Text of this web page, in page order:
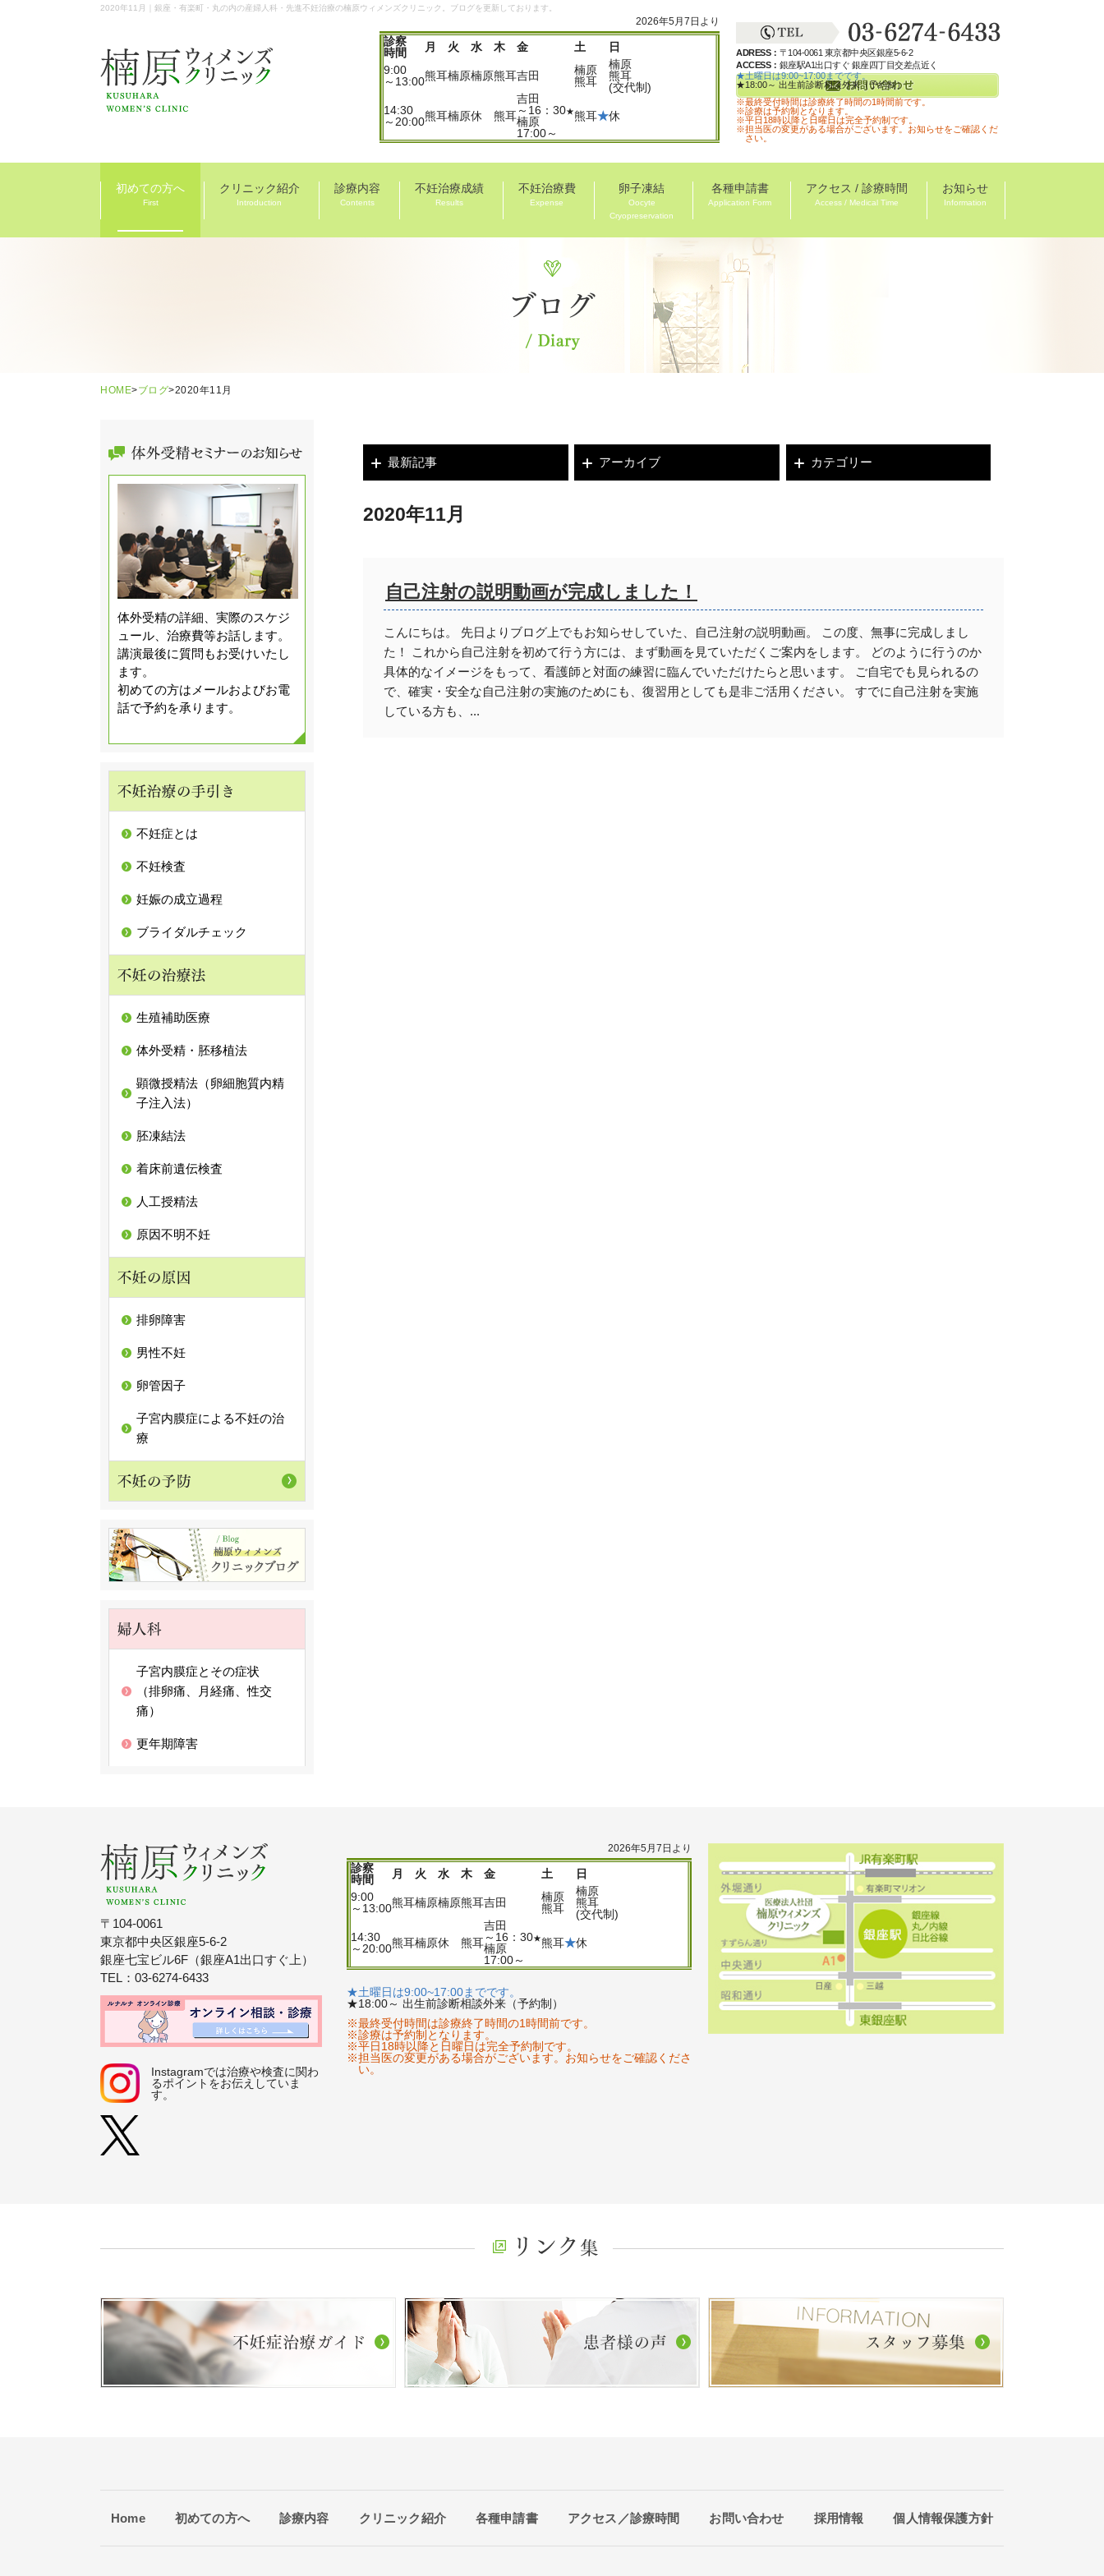
2020年11月｜銀座・有楽町・丸の内の産婦人科・先進不妊治療の楠原ウィメンズクリニック。ブログを更新しております。
2026年5月7日より
診察
時間
月 火 水 木 金 土
日
9:00
～13:00熊耳楠原楠原熊耳吉田
楠原
熊耳
楠原
熊耳
(交代制)
14:30
～20:00熊耳楠原休 熊耳
吉田
～16：30★熊耳★休
楠原
17:00～
★土曜日は9:00~17:00までです。
★18:00～ 出生前診断相談外来（予約制）
※最終受付時間は診療終了時間の1時間前です。
※診療は予約制となります。
※平日18時以降と日曜日は完全予約制です。
※担当医の変更がある場合がございます。お知らせをご確認くだ
さい。
ADRESS： 〒104-0061 東京都中央区銀座5-6-2
ACCESS： 銀座駅A1出口すぐ 銀座四丁目交差点近く
初めての方へ
First
クリニック紹介
Introduction
診療内容
Contents
不妊治療成績
Results
不妊治療費
Expense
卵子凍結
Oocyte
Cryopreservation
各種申請書
Application Form
アクセス / 診療時間
Access / Medical Time
お知らせ
Information
HOME>ブログ>2020年11月
体外受精の詳細、実際のスケジ
ュール、治療費等お話します。
講演最後に質問もお受けいたし
ます。
初めての方はメールおよびお電
話で予約を承ります。
不妊症とは
不妊検査
妊娠の成立過程
ブライダルチェック
生殖補助医療
体外受精・胚移植法
顕微授精法（卵細胞質内精
子注入法）
胚凍結法
着床前遺伝検査
人工授精法
原因不明不妊
排卵障害
男性不妊
卵管因子
子宮内膜症による不妊の治
療
子宮内膜症とその症状
（排卵痛、月経痛、性交
痛）
更年期障害
最新記事 アーカイブ カテゴリー
2020年11月
自己注射の説明動画が完成しました！
こんにちは。 先日よりブログ上でもお知らせしていた、自己注射の説明動画。 この度、無事に完成しまし
た！ これから自己注射を初めて行う方には、まず動画を見ていただくご案内をします。 どのように行うのか
具体的なイメージをもって、看護師と対面の練習に臨んでいただけたらと思います。 ご自宅でも見られるの
で、確実・安全な自己注射の実施のためにも、復習用としても是非ご活用ください。 すでに自己注射を実施
している方も、...
〒104-0061
東京都中央区銀座5-6-2
銀座七宝ビル6F（銀座A1出口すぐ上）
TEL：03-6274-6433
Instagramでは治療や検査に関わ
るポイントをお伝えしていま
す。
2026年5月7日より
診察
時間
月 火 水 木 金 土
日
9:00
～13:00熊耳楠原楠原熊耳吉田
楠原
熊耳
楠原
熊耳
(交代制)
14:30
～20:00熊耳楠原休 熊耳
吉田
～16：30★熊耳★休
楠原
17:00～
★土曜日は9:00~17:00までです。
★18:00～ 出生前診断相談外来（予約制）
※最終受付時間は診療終了時間の1時間前です。
※診療は予約制となります。
※平日18時以降と日曜日は完全予約制です。
※担当医の変更がある場合がございます。お知らせをご確認くださ
い。
Home 初めての方へ 診療内容 クリニック紹介 各種申請書 アクセス／診療時間 お問い合わせ 採用情報 個人情報保護方針